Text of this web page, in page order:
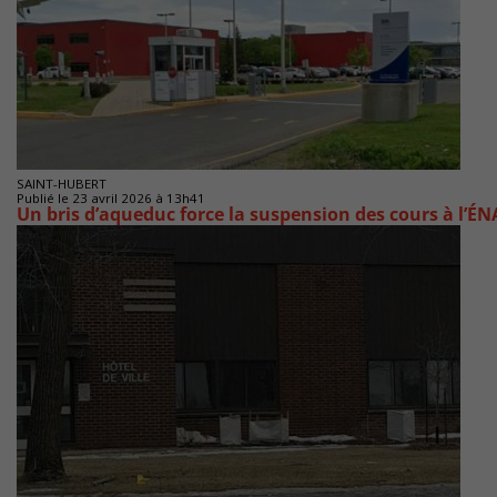
SAINT-HUBERT
Publié le 23 avril 2026 à 13h41
Un bris d’aqueduc force la suspension des cours à